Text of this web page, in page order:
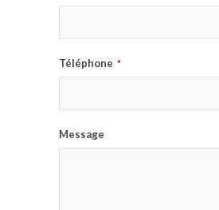
Téléphone *
Message